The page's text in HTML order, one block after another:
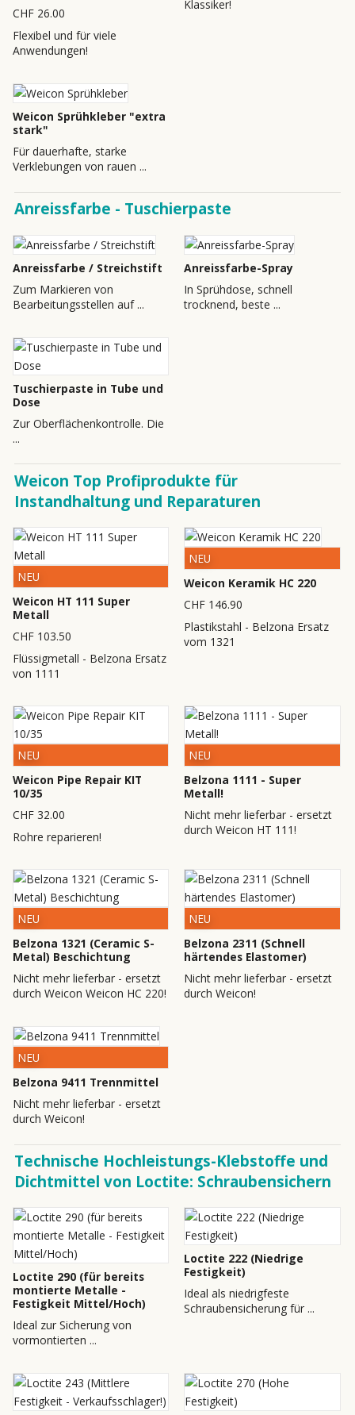
CHF 26.00
Flexibel und für viele
Anwendungen!
Klassiker!
Weicon Sprühkleber "extra
stark"
Für dauerhafte, starke
Verklebungen von rauen ...
Anreissfarbe - Tuschierpaste
Anreissfarbe / Streichstift
Zum Markieren von
Bearbeitungsstellen auf ...
Anreissfarbe-Spray
In Sprühdose, schnell
trocknend, beste ...
Tuschierpaste in Tube und
Dose
Zur Oberflächenkontrolle. Die
...
Weicon Top Profiprodukte für
Instandhaltung und Reparaturen
NEU
Weicon HT 111 Super
Metall
CHF 103.50
Flüssigmetall - Belzona Ersatz
von 1111
NEU
Weicon Keramik HC 220
CHF 146.90
Plastikstahl - Belzona Ersatz
vom 1321
NEU
Weicon Pipe Repair KIT
10/35
CHF 32.00
Rohre reparieren!
NEU
Belzona 1111 - Super
Metall!
Nicht mehr lieferbar - ersetzt
durch Weicon HT 111!
NEU
Belzona 1321 (Ceramic S-
Metal) Beschichtung
Nicht mehr lieferbar - ersetzt
durch Weicon Weicon HC 220!
NEU
Belzona 2311 (Schnell
härtendes Elastomer)
Nicht mehr lieferbar - ersetzt
durch Weicon!
NEU
Belzona 9411 Trennmittel
Nicht mehr lieferbar - ersetzt
durch Weicon!
Technische Hochleistungs-Klebstoffe und
Dichtmittel von Loctite: Schraubensichern
Loctite 290 (für bereits
montierte Metalle -
Festigkeit Mittel/Hoch)
Ideal zur Sicherung von
vormontierten ...
Loctite 222 (Niedrige
Festigkeit)
Ideal als niedrigfeste
Schraubensicherung für ...